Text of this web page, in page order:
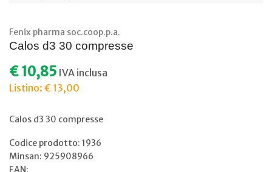
Fenix pharma soc.coop.p.a.
Calos d3 30 compresse
€ 10,85 IVA inclusa
Listino: € 13,00
Calos d3 30 compresse
Codice prodotto: 1936
Minsan: 925908966
EAN: